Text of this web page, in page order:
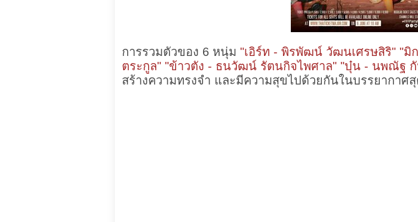
การรวมตัวของ 6 หนุ่ม "เอิร์ท - พิรพัฒน์ วัฒนเศรษสิริ" "มิ
ตระกูล" "ข้าวตัง - ธนวัฒน์ รัตนกิจไพศาล" "บุ๋น - นพณัฐ
สร้างความทรงจำ และมีความสุขไปด้วยกันในบรรยากาศ